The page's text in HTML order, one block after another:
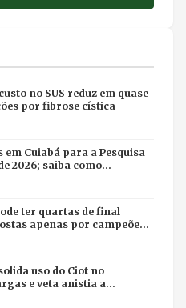
no SUS reduz em quase
por fibrose cística
em Cuiabá para a Pesquisa
2026; saiba como
ter quartas de final
apenas por campeões
uso do Ciot no
e veta anistia a
rodovias